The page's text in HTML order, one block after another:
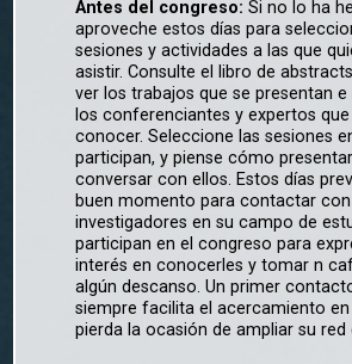
Antes del congreso: Si no lo ha
aproveche estos días para
sesiones y actividades a las que
asistir. Consulte el libro de
ver los trabajos que se presentan
los conferenciantes y expertos
conocer. Seleccione las sesiones
participan, y piense cómo
conversar con ellos. Estos días
buen momento para contactar
investigadores en su campo de
participan en el congreso para
interés en conocerles y tomar n
algún descanso. Un primer
siempre facilita el acercamiento en
pierda la ocasión de ampliar su